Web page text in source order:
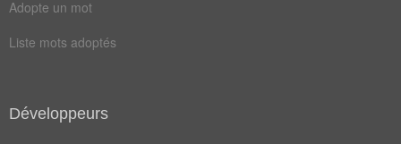
Adopte un mot
Liste mots adoptés
Développeurs